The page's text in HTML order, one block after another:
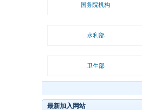
国务院机构
水利部
卫生部
最新加入网站